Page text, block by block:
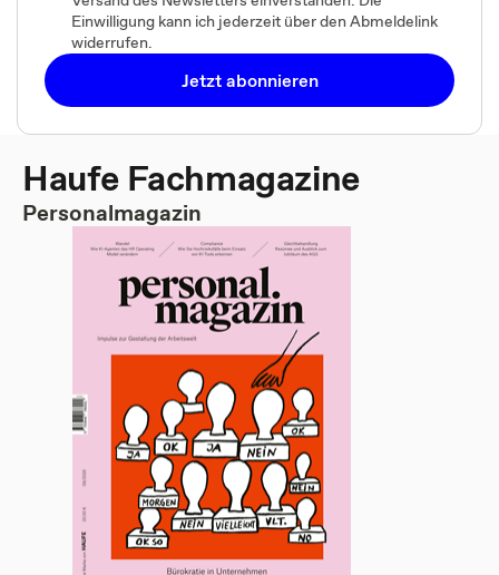
Einwilligung kann ich jederzeit über den Abmeldelink
widerrufen.
Jetzt abonnieren
Haufe Fachmagazine
Personalmagazin